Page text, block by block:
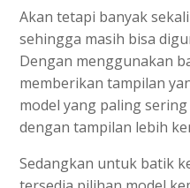
Akan tetapi banyak
sehingga masih bisa
Dengan menggunakan
memberikan tampilan
model yang paling
dengan tampilan lebih
Sedangkan untuk batik